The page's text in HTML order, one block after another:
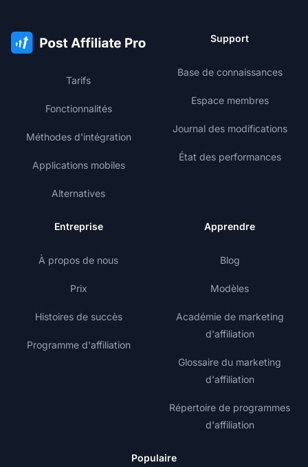
Tarifs
Fonctionnalités
Méthodes d'intégration
Applications mobiles
Alternatives
Support
Base de connaissances
Espace membres
Journal des modifications
État des performances
Entreprise
À propos de nous
Prix
Histoires de succès
Programme d'affiliation
Apprendre
Blog
Modèles
Académie de marketing
d'affiliation
Glossaire du marketing
d'affiliation
Répertoire de programmes
d'affiliation
Populaire